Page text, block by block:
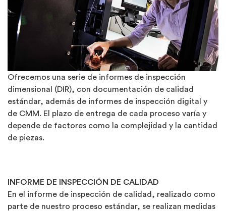
Ofrecemos una serie de informes de inspección
dimensional (DIR), con documentación de calidad
estándar, además de informes de inspección digital y
de CMM. El plazo de entrega de cada proceso varía y
depende de factores como la complejidad y la cantidad
de piezas.
INFORME DE INSPECCIÓN DE CALIDAD
En el informe de inspección de calidad, realizado como
parte de nuestro proceso estándar, se realizan medidas